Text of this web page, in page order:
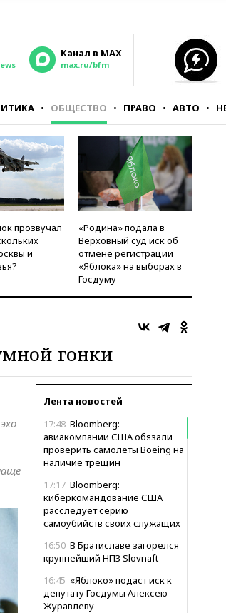
Канал в MAX
max.ru/bfm
ОБЩЕСТВО ПРАВО АВТО
прозвучал
и
«Родина» подала в
Верховный суд иск об
отмене регистрации
«Яблока» на выборах в
Госдуму
гонки
Лента новостей
17:48 Bloomberg:
авиакомпании США обязали
проверить самолеты Boeing на
наличие трещин
17:17 Bloomberg:
киберкомандование США
расследует серию
самоубийств своих служащих
16:50 В Братиславе загорелся
крупнейший НПЗ Slovnaft
16:45 «Яблоко» подаст иск к
депутату Госдумы Алексею
Журавлеву